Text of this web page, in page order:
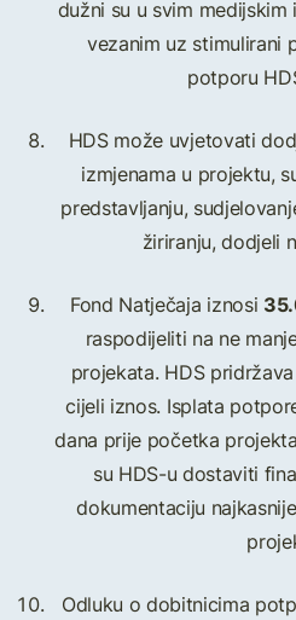
dužni su u svim
vezanim uz stimulirani
potporu
HDS može uvjetovati
izmjenama u projektu,
predstavljanju,
žiriranju, dodjeli
Fond Natječaja iznosi
raspodijeliti na ne
projekata. HDS
cijeli iznos. Isplata
dana prije početka
su HDS-u dostaviti
dokumentaciju
Odluku o dobitnicima